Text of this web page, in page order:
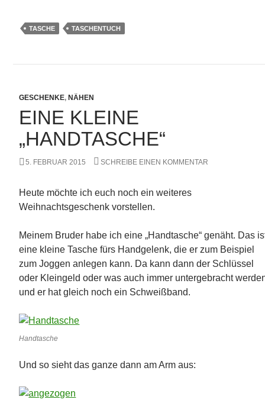
TASCHE TASCHENTUCH
GESCHENKE,NÄHEN
EINE KLEINE
„HANDTASCHE“
5. FEBRUAR 2015 SCHREIBE EINEN KOMMENTAR
Heute möchte ich euch noch ein weiteres
Weihnachtsgeschenk vorstellen.
Meinem Bruder habe ich eine „Handtasche“ genäht. Das
eine kleine Tasche fürs Handgelenk, die er zum Beispiel
zum Joggen anlegen kann. Da kann dann der Schlüssel
oder Kleingeld oder was auch immer untergebracht
und er hat gleich noch ein Schweißband.
Handtasche
Und so sieht das ganze dann am Arm aus: